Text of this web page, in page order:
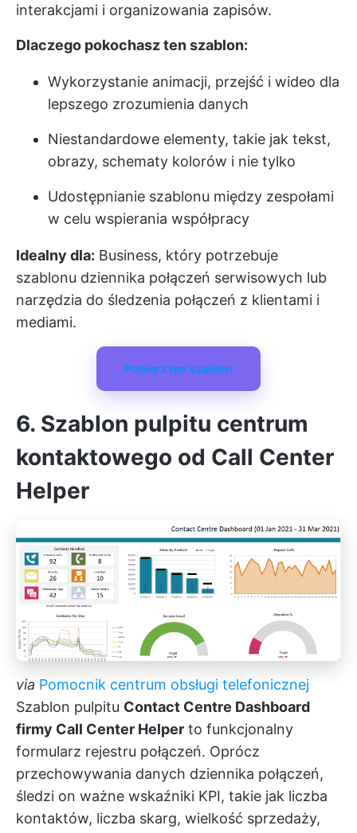
interakcjami i organizowania zapisów.
Dlaczego pokochasz ten szablon:
Wykorzystanie animacji, przejść i wideo dla
lepszego zrozumienia danych
Niestandardowe elementy, takie jak tekst,
obrazy, schematy kolorów i nie tylko
Udostępnianie szablonu między zespołami
w celu wspierania współpracy
Idealny dla: Business, który potrzebuje
szablonu dziennika połączeń serwisowych lub
narzędzia do śledzenia połączeń z klientami i
mediami.
Pobierz ten szablon
6. Szablon pulpitu centrum
kontaktowego od Call Center
Helper
via Pomocnik centrum obsługi telefonicznej
Szablon pulpitu Contact Centre Dashboard
firmy Call Center Helper to funkcjonalny
formularz rejestru połączeń. Oprócz
przechowywania danych dziennika połączeń,
śledzi on ważne wskaźniki KPI, takie jak liczba
kontaktów, liczba skarg, wielkość sprzedaży,